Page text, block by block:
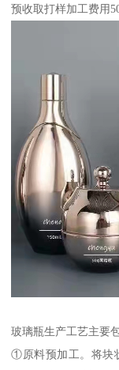
预收取打样加工费用
玻璃瓶生产工艺主要
①原料预加工。将块